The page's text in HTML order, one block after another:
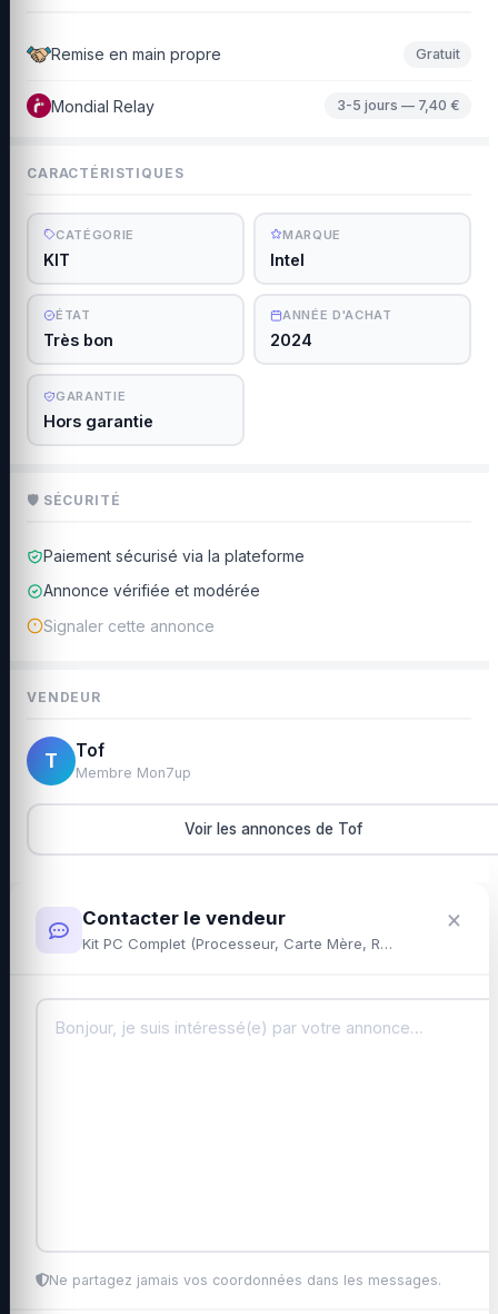
CARACTÉRISTIQUES
CATÉGORIE
KIT
MARQUE
Intel
ÉTAT
Très bon
ANNÉE D'ACHAT
2024
GARANTIE
Hors garantie
🛡 SÉCURITÉ
Paiement sécurisé via la plateforme
Annonce vérifiée et modérée
Signaler cette annonce
VENDEUR
T Tof
Membre Mon7up
Voir les annonces de Tof
Remise en main propre Gratuit
Mondial Relay 3-5 jours — 7,40 €
Contacter le vendeur
Kit PC Complet (Processeur, Carte Mère, RAM, GPU et Ventirad)
×
Ne partagez jamais vos coordonnées dans les messages.